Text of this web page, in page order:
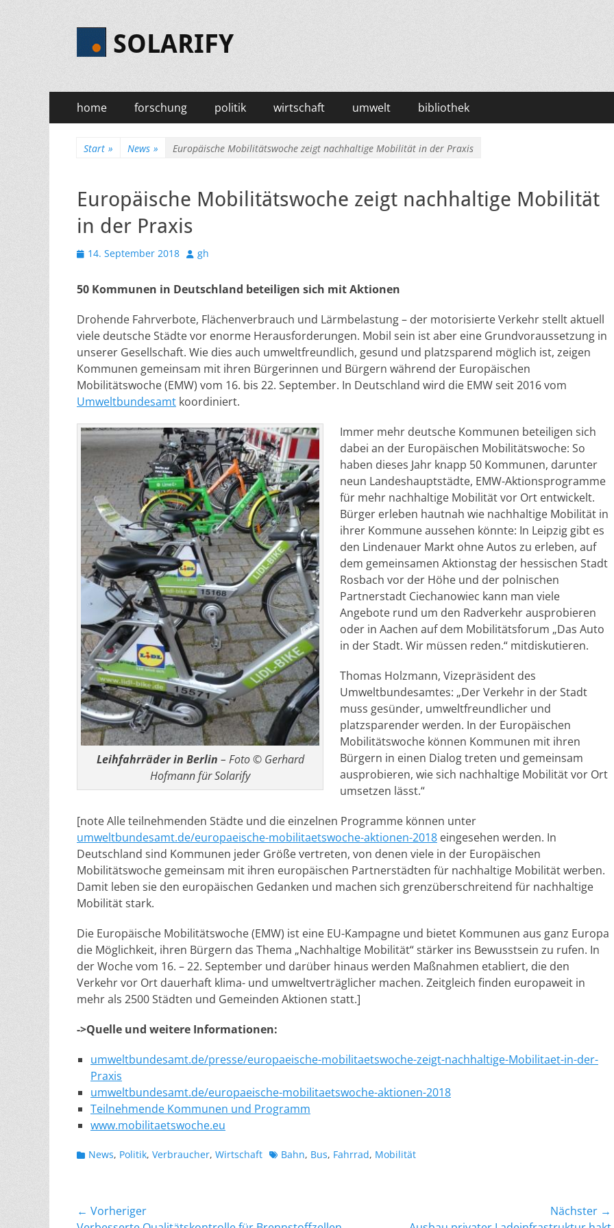
SOLARIFY
Primäres
Menü
Zum
Inhalt
home forschung politik wirtschaft umwelt bibliothek
Start » News » Europäische Mobilitätswoche zeigt nachhaltige Mobilität in der Praxis
Europäische Mobilitätswoche zeigt nachhaltige Mobilität
in der Praxis
Veröffentlicht
14. September 2018 Autor
gh
50 Kommunen in Deutschland beteiligen sich mit Aktionen
Drohende Fahrverbote, Flächenverbrauch und Lärmbelastung – der motorisierte Verkehr stellt aktuell
viele deutsche Städte vor enorme Herausforderungen. Mobil sein ist aber eine Grundvoraussetzung in
unserer Gesellschaft. Wie dies auch umweltfreundlich, gesund und platzsparend möglich ist, zeigen
Kommunen gemeinsam mit ihren Bürgerinnen und Bürgern während der Europäischen
Mobilitätswoche (EMW) vom 16. bis 22. September. In Deutschland wird die EMW seit 2016 vom
Umweltbundesamt koordiniert.
Leihfahrräder in Berlin – Foto © Gerhard
Hofmann für Solarify
Immer mehr deutsche Kommunen beteiligen sich
dabei an der Europäischen Mobilitätswoche: So
haben dieses Jahr knapp 50 Kommunen, darunter
neun Landeshauptstädte, EMW-Aktionsprogramme
für mehr nachhaltige Mobilität vor Ort entwickelt.
Bürger erleben hautnah wie nachhaltige Mobilität in
ihrer Kommune aussehen könnte: In Leipzig gibt es
den Lindenauer Markt ohne Autos zu erleben, auf
dem gemeinsamen Aktionstag der hessischen Stadt
Rosbach vor der Höhe und der polnischen
Partnerstadt Ciechanowiec kann man viele
Angebote rund um den Radverkehr ausprobieren
oder in Aachen auf dem Mobilitätsforum „Das Auto
in der Stadt. Wir müssen reden.“ mitdiskutieren.
Thomas Holzmann, Vizepräsident des
Umweltbundesamtes: „Der Verkehr in der Stadt
muss gesünder, umweltfreundlicher und
platzsparender werden. In der Europäischen
Mobilitätswoche können Kommunen mit ihren
Bürgern in einen Dialog treten und gemeinsam
ausprobieren, wie sich nachhaltige Mobilität vor Ort
umsetzen lässt.“
[note Alle teilnehmenden Städte und die einzelnen Programme können unter
umweltbundesamt.de/europaeische-mobilitaetswoche-aktionen-2018 eingesehen werden. In
Deutschland sind Kommunen jeder Größe vertreten, von denen viele in der Europäischen
Mobilitätswoche gemeinsam mit ihren europäischen Partnerstädten für nachhaltige Mobilität werben.
Damit leben sie den europäischen Gedanken und machen sich grenzüberschreitend für nachhaltige
Mobilität stark.
Die Europäische Mobilitätswoche (EMW) ist eine EU-Kampagne und bietet Kommunen aus ganz Europa
die Möglichkeit, ihren Bürgern das Thema „Nachhaltige Mobilität“ stärker ins Bewusstsein zu rufen. In
der Woche vom 16. – 22. September und darüber hinaus werden Maßnahmen etabliert, die den
Verkehr vor Ort dauerhaft klima- und umweltverträglicher machen. Zeitgleich finden europaweit in
mehr als 2500 Städten und Gemeinden Aktionen statt.]
->Quelle und weitere Informationen:
umweltbundesamt.de/presse/europaeische-mobilitaetswoche-zeigt-nachhaltige-Mobilitaet-in-der-
Praxis
umweltbundesamt.de/europaeische-mobilitaetswoche-aktionen-2018
Teilnehmende Kommunen und Programm
www.mobilitaetswoche.eu
Kategorien
News, Politik, Verbraucher, Wirtschaft Schlagworte
Bahn, Bus, Fahrrad, Mobilität
Beitragsnavigation
← Vorheriger
Nächster →